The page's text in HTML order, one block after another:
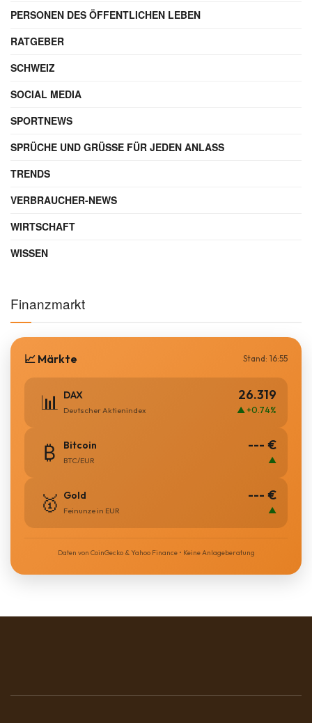
PERSONEN DES ÖFFENTLICHEN LEBEN
RATGEBER
SCHWEIZ
SOCIAL MEDIA
SPORTNEWS
SPRÜCHE UND GRÜSSE FÜR JEDEN ANLASS
TRENDS
VERBRAUCHER-NEWS
WIRTSCHAFT
WISSEN
Finanzmarkt
📈 Märkte Stand: 16:55
📊 DAX
Deutscher Aktienindex
26.319
▲ +0.74%
₿ Bitcoin
BTC/EUR
--- €
▲
🥇 Gold
Feinunze in EUR
--- €
▲
Daten von CoinGecko & Yahoo Finance • Keine Anlageberatung